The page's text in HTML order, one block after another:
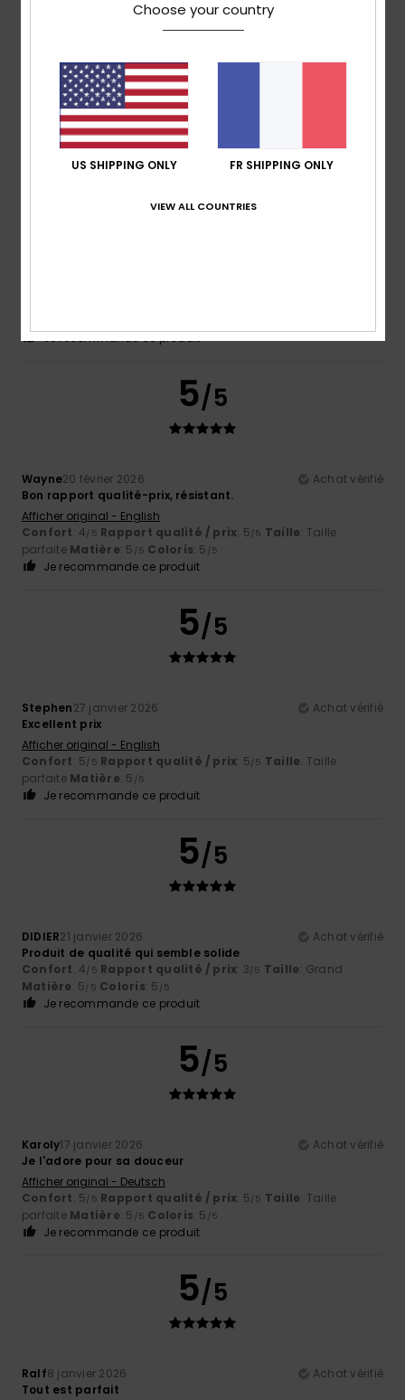
18 mars 2026
Achat vérifié
Article soldé à 70%
Confort: 5/5 Rapport qualité / prix
parfaiteMatière: 5/5 Coloris
Je recommande ce produit
Je recommande ce produit
5/5
Wayne20 février 2026
Achat vérifié
Bon rapport qualité-prix, résistant.
Afficher original - English
Confort: 4/5 Rapport qualité / prix: 5/5 Taille: Taille
parfaite Matière: 5 /5 Coloris: 5 /5
Je recommande ce produit
5/5
Stephen27 janvier 2026
Achat vérifié
Excellent prix
Afficher original - English
Confort: 5/5 Rapport qualité / prix: 5/5 Taille: Taille
parfaite Matière: 5 /5
Je recommande ce produit
5/5
DIDIER21 janvier 2026
Achat vérifié
Produit de qualité qui semble solide
Confort: 4/5 Rapport qualité / prix: 3/5 Taille: Grand
Matière: 5/5 Coloris: 5 /5
Je recommande ce produit
5/5
Karoly17 janvier 2026
Achat vérifié
Je l'adore pour sa douceur
Afficher original - Deutsch
Confort: 5/5 Rapport qualité / prix: 5/5 Taille: Taille
parfaite Matière: 5 /5 Coloris: 5 /5
Je recommande ce produit
5/5
Ralf8 janvier 2026
Achat vérifié
Tout est parfait
Choose your country
US SHIPPING ONLY FR SHIPPING ONLY
VIEW ALL COUNTRIES